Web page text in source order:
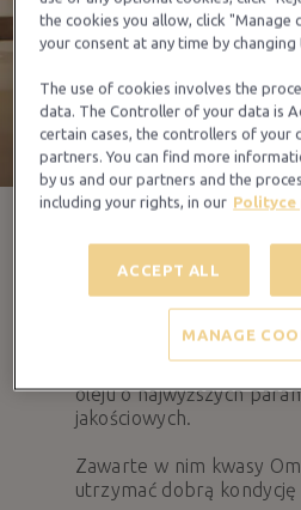
Kapsułki
Zawiera olej z nasion
oleju o najwyższych
jakościowych.
Zawarte w nim kwasy
utrzymać dobrą
the cookies you allow, click "Manage
your consent at any time by
The use of cookies involves the
data. The Controller of your data is
certain cases, the controllers of your
partners. You can find more
by us and our partners and the
including your rights, in our Polityce
ACCEPT ALL
MANAGE